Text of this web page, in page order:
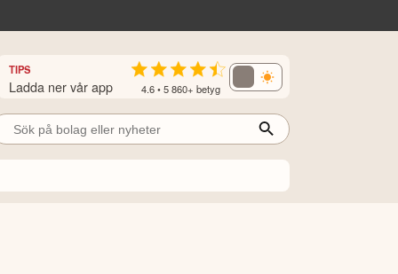
TIPS
Ladda ner vår app 4.6 • 5 860+ betyg